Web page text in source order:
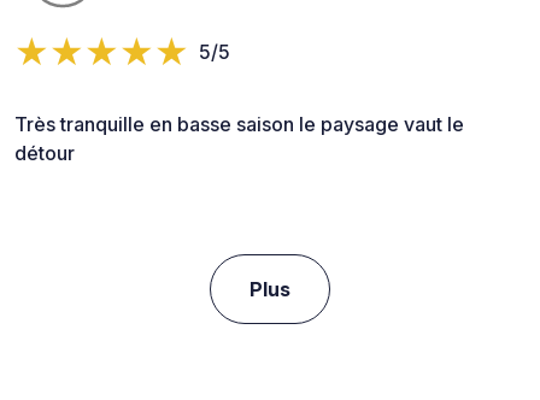
5/5
Très tranquille en basse saison le paysage vaut le
détour
Plus